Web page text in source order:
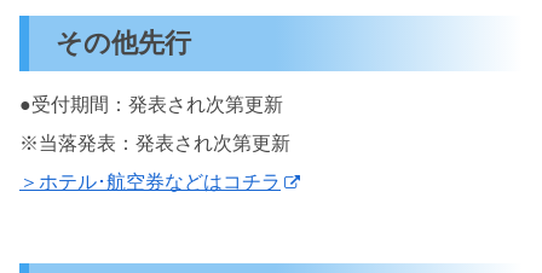
その他先行
●受付期間：発表され次第更新
※当落発表：発表され次第更新
＞ホテル･航空券などはコチラ